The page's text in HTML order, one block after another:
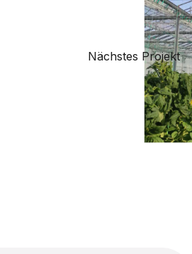
Nächstes Projekt